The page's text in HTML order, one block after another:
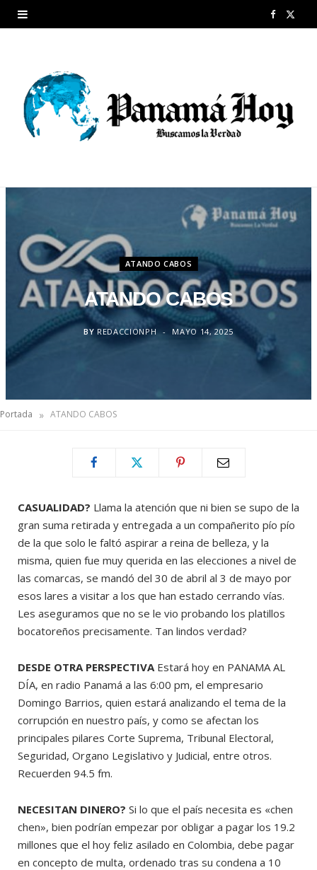
F
b
k e
)
ATANDO CABOS
ATANDO CABOS
BY REDACCIONPH MAYO 14, 2025
Portada » ATANDO CABOS
CASUALIDAD? Llama la atención que ni bien se supo de la
gran suma retirada y entregada a un compañerito pío pío
de la que solo le faltó aspirar a reina de belleza, y la
misma, quien fue muy querida en las elecciones a nivel de
las comarcas, se mandó del 30 de abril al 3 de mayo por
esos lares a visitar a los que han estado cerrando vías.
Les aseguramos que no se le vio probando los platillos
bocatoreños precisamente. Tan lindos verdad?
DESDE OTRA PERSPECTIVA Estará hoy en PANAMA AL
DÍA, en radio Panamá a las 6:00 pm, el empresario
Domingo Barrios, quien estará analizando el tema de la
corrupción en nuestro país, y como se afectan los
principales pilares Corte Suprema, Tribunal Electoral,
Seguridad, Organo Legislativo y Judicial, entre otros.
Recuerden 94.5 fm.
NECESITAN DINERO? Si lo que el país necesita es «chen
chen», bien podrían empezar por obligar a pagar los 19.2
millones que el hoy feliz asilado en Colombia, debe pagar
en concepto de multa, ordenado tras su condena a 10